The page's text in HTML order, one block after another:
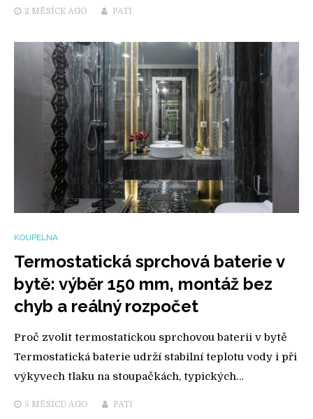
2 MĚSÍCE AGO PATI
KOUPELNA
Termostatická sprchová baterie v
bytě: výběr 150 mm, montáž bez
chyb a reálný rozpočet
Proč zvolit termostatickou sprchovou baterii v bytě
Termostatická baterie udrží stabilní teplotu vody i při
výkyvech tlaku na stoupačkách, typických…
5 MĚSÍCŮ AGO PATI